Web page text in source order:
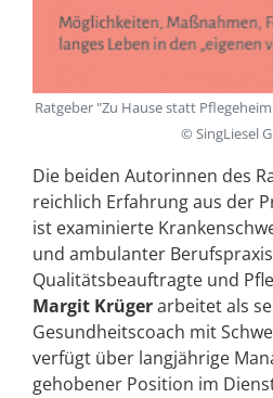
Die beiden Autorinnen des
reichlich Erfahrung aus der
ist examinierte
und ambulanter
Qualitätsbeauftragte und
Margit Krügerarbeitet als
Gesundheitscoach mit
verfügt über langjährige
gehobener Position im
Ratgeber "Zu Hause statt
© SingLiesel